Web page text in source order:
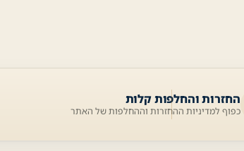
החזרות והחלפות קלות
כפוף למדיניות ההחזרות וההחלפות של האתר